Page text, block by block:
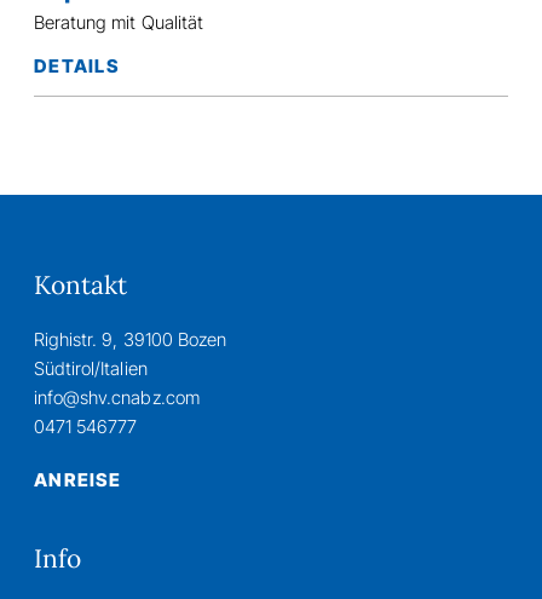
Beratung mit Qualität
DETAILS
Kontakt
Righistr. 9, 39100 Bozen
Südtirol/Italien
info@shv.cnabz.com
0471 546777
ANREISE
Info